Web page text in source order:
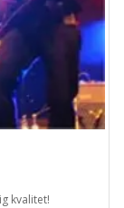
kvalitet!